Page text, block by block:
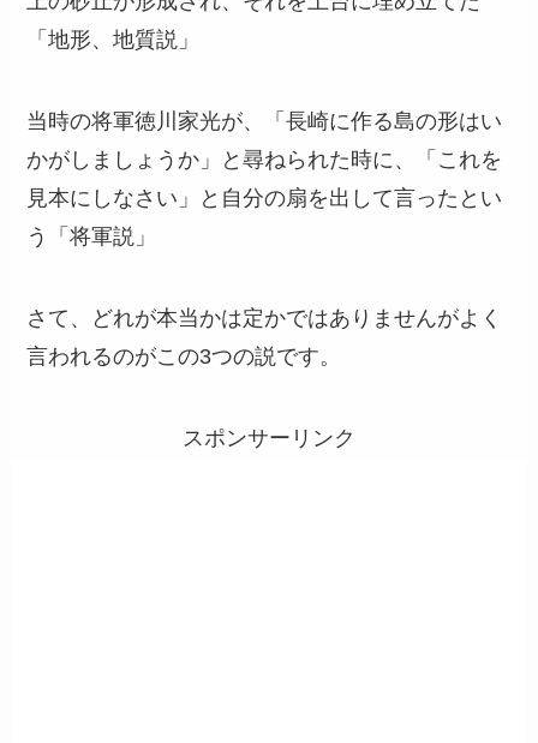
「地形、地質説」
当時の将軍徳川家光が、「長崎に作る島の形はい
かがしましょうか」と尋ねられた時に、「これを
見本にしなさい」と自分の扇を出して言ったとい
う「将軍説」
さて、どれが本当かは定かではありませんがよく
言われるのがこの3つの説です。
スポンサーリンク